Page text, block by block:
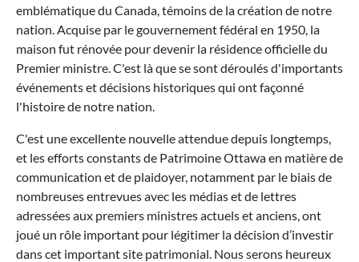
emblématique du Canada, témoins de la création de notre
nation. Acquise par le gouvernement fédéral en 1950, la
maison fut rénovée pour devenir la résidence officielle du
Premier ministre. C'est là que se sont déroulés d'importants
événements et décisions historiques qui ont façonné
l'histoire de notre nation.
C'est une excellente nouvelle attendue depuis longtemps,
et les efforts constants de Patrimoine Ottawa en matière de
communication et de plaidoyer, notamment par le biais de
nombreuses entrevues avec les médias et de lettres
adressées aux premiers ministres actuels et anciens, ont
joué un rôle important pour légitimer la décision d’investir
dans cet important site patrimonial. Nous serons heureux